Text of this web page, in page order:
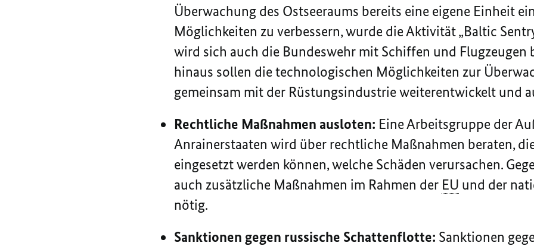
Überwachung des Ostseeraums bereits eine eigene Einheit
Möglichkeiten zu verbessern, wurde die Aktivität „Baltic
wird sich auch die Bundeswehr mit Schiffen und Flugzeugen
hinaus sollen die technologischen Möglichkeiten zur
gemeinsam mit der Rüstungsindustrie weiterentwickelt und
Rechtliche Maßnahmen ausloten: Eine Arbeitsgruppe der
Anrainerstaaten wird über rechtliche Maßnahmen beraten,
eingesetzt werden können, welche Schäden verursachen.
auch zusätzliche Maßnahmen im Rahmen der EU und der
nötig.
Sanktionen gegen russische Schattenflotte: Sanktionen